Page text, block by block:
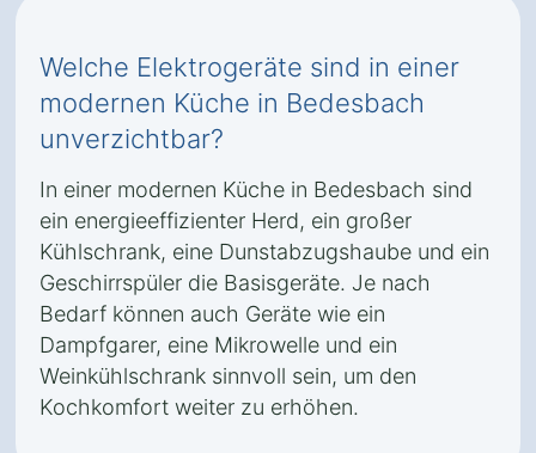
Welche Elektrogeräte sind in einer
modernen Küche in Bedesbach
unverzichtbar?
In einer modernen Küche in Bedesbach sind
ein energieeffizienter Herd, ein großer
Kühlschrank, eine Dunstabzugshaube und ein
Geschirrspüler die Basisgeräte. Je nach
Bedarf können auch Geräte wie ein
Dampfgarer, eine Mikrowelle und ein
Weinkühlschrank sinnvoll sein, um den
Kochkomfort weiter zu erhöhen.